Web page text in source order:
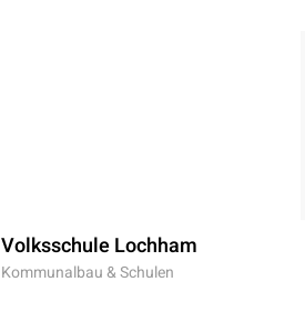
Volksschule Lochham
Kommunalbau & Schulen